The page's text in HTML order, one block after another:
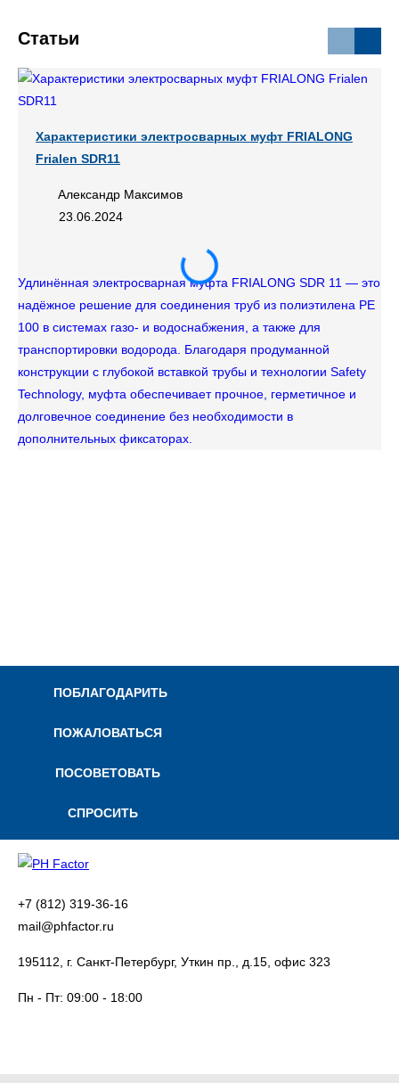
Статьи
Характеристики электросварных муфт FRIALONG
Frialen SDR11
Александр Максимов
23.06.2024
Удлинённая электросварная муфта FRIALONG SDR 11 — это
надёжное решение для соединения труб из полиэтилена PE
100 в системах газо- и водоснабжения, а также для
транспортировки водорода. Благодаря продуманной
конструкции с глубокой вставкой трубы и технологии Safety
Technology, муфта обеспечивает прочное, герметичное и
долговечное соединение без необходимости в
дополнительных фиксаторах.
ПОБЛАГОДАРИТЬ
ПОЖАЛОВАТЬСЯ
ПОСОВЕТОВАТЬ
СПРОСИТЬ
+7 (812) 319-36-16
mail@phfactor.ru
195112, г. Санкт-Петербург, Уткин пр., д.15, офис 323
Пн - Пт: 09:00 - 18:00